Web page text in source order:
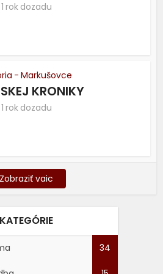
1 rok dozadu
- Markušovce
KRONIKY
1 rok dozadu
Zobraziť vaic
KATEGÓRIE
34